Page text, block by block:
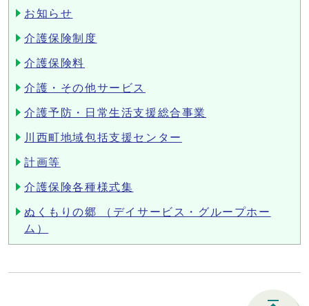
お知らせ
介護保険制度
介護保険料
介護・その他サービス
介護予防・日常生活支援総合事業
川西町地域包括支援センター
計画等
介護保険各種様式集
ぬくもりの郷 （デイサービス・グループホー
ム）